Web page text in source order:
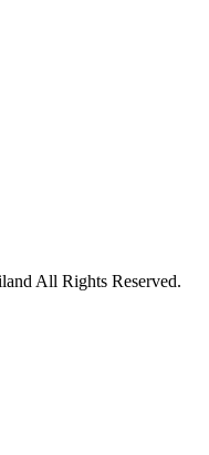
All Rights Reserved.​